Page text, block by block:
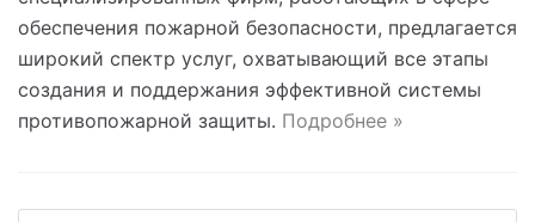
обеспечения пожарной безопасности, предлагается
широкий спектр услуг, охватывающий все этапы
создания и поддержания эффективной системы
противопожарной защиты. Подробнее »